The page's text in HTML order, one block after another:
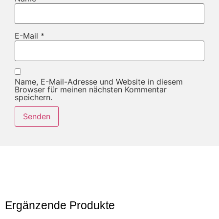
E-Mail *
Name, E-Mail-Adresse und Website in diesem
Browser für meinen nächsten Kommentar
speichern.
Ergänzende Produkte